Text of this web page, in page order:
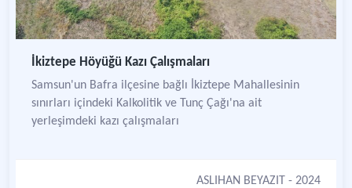
İkiztepe Höyüğü Kazı Çalışmaları
Samsun'un Bafra ilçesine bağlı İkiztepe Mahallesinin
sınırları içindeki Kalkolitik ve Tunç Çağı'na ait
yerleşimdeki kazı çalışmaları
ASLIHAN BEYAZIT - 2024